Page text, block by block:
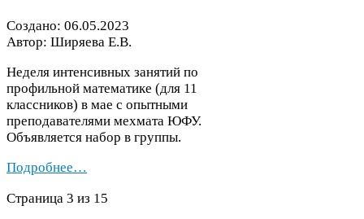
Создано: 06.05.2023
Автор: Ширяева Е.В.
Неделя интенсивных занятий по
профильной математике (для 11
классников) в мае с опытными
преподавателями мехмата ЮФУ.
Объявляется набор в группы.
Подробнее…
Страница 3 из 15